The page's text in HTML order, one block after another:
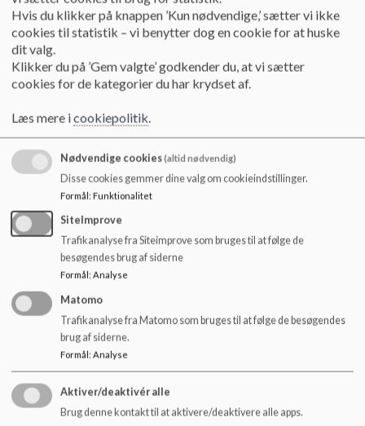
Referat 26. september 2023
Referat 26. oktober 2023
Referat 29. november 2023
Referat 9. januar 2024
Referat 21. februar 2024
Referat 5. marts 2024
Referat 5. april 2024
Referat 14. maj 2024
Hvis du klikker på knappen ’Kun nødvendige,’ sætter vi ikke
cookies til statistik – vi benytter dog en cookie for at huske
dit valg.
Klikker du på ’Gem valgte’ godkender du, at vi sætter
cookies for de kategorier du har krydset af.
Læs mere icookiepolitik.
Nødvendige cookies(altid nødvendig)
Disse cookies gemmer dine valg om cookieindstillinger.
Formål: Funktionalitet
SiteImprove
Trafikanalyse fra Siteimprove som bruges til at følge de
besøgendes brug af siderne
Formål : Analyse
Matomo
Trafikanalyse fra Matomo som bruges til at følge de besøgendes
brug af siderne.
Formål: Analyse
Aktiver/deaktivér alle
Brug denne kontakt til at aktivere/deaktivere alle apps.